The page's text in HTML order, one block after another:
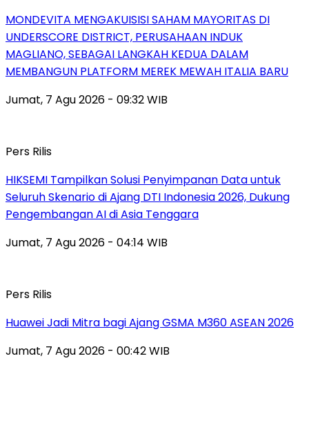
MONDEVITA MENGAKUISISI SAHAM MAYORITAS DI
UNDERSCORE DISTRICT, PERUSAHAAN INDUK
MAGLIANO, SEBAGAI LANGKAH KEDUA DALAM
MEMBANGUN PLATFORM MEREK MEWAH ITALIA BARU
Jumat, 7 Agu 2026 - 09:32 WIB
Pers Rilis
HIKSEMI Tampilkan Solusi Penyimpanan Data untuk
Seluruh Skenario di Ajang DTI Indonesia 2026, Dukung
Pengembangan AI di Asia Tenggara
Jumat, 7 Agu 2026 - 04:14 WIB
Pers Rilis
Huawei Jadi Mitra bagi Ajang GSMA M360 ASEAN 2026
Jumat, 7 Agu 2026 - 00:42 WIB